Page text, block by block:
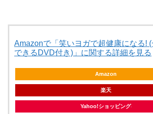
Amazonで「笑いヨガで超健康になる!
できるDVD付き)」に関する詳細を見る
Amazon
楽天
Yahoo!ショッピング